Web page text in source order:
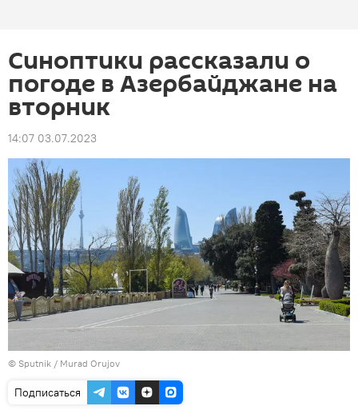
Синоптики рассказали о
погоде в Азербайджане на
вторник
14:07 03.07.2023
© Sputnik / Murad Orujov
Подписаться